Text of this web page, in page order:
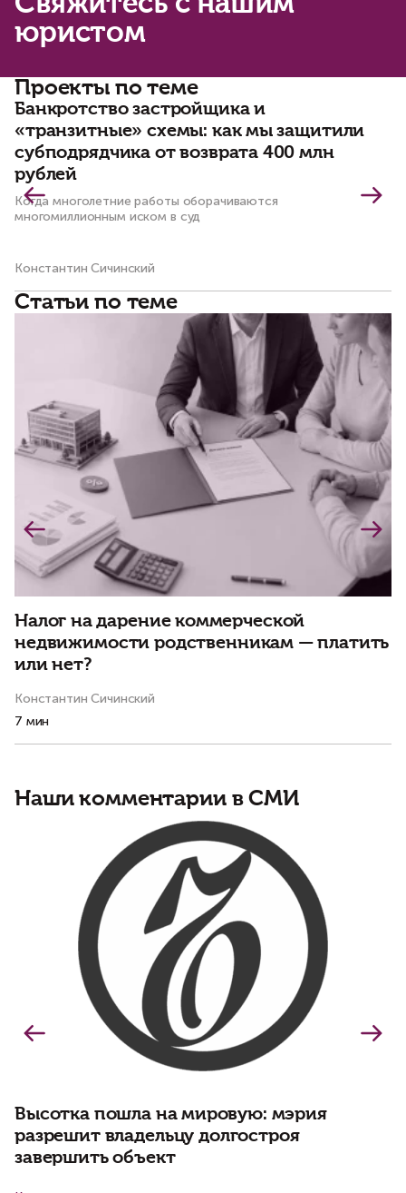
юристом
Проекты по теме
Банкротство застройщика и
«транзитные» схемы: как мы защитили
субподрядчика от возврата 400 млн
рублей
Когда многолетние работы оборачиваются
многомиллионным иском в суд
Константин Сичинский
Статьи по теме
Налог на дарение коммерческой
недвижимости родственникам — платить
или нет?
Константин Сичинский
7 мин
Наши комментарии в СМИ
Высотка пошла на мировую: мэрия
разрешит владельцу долгостроя
завершить объект